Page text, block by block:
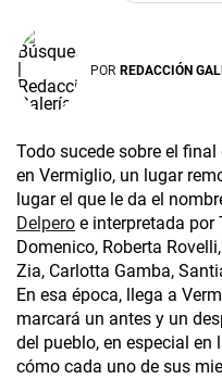
POR REDACCIÓN
Todo sucede sobre el
en Vermiglio, un lugar
lugar el que le da el
Delpero e interpretada por
Domenico, Roberta
Zia, Carlotta Gamba,
En esa época, llega a
marcará un antes y un
del pueblo, en especial
cómo cada uno de sus